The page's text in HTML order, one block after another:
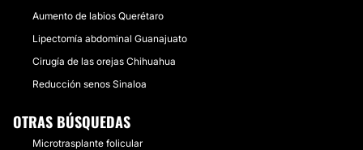
Aumento de labios Querétaro
Lipectomía abdominal Guanajuato
Cirugía de las orejas Chihuahua
Reducción senos Sinaloa
OTRAS BÚSQUEDAS
Microtrasplante folicular